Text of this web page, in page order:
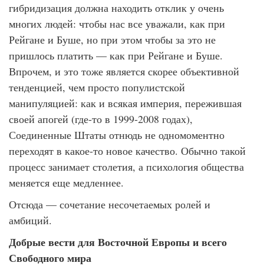
гибридизация должна находить отклик у очень
многих людей: чтобы нас все уважали, как при
Рейгане и Буше, но при этом чтобы за это не
пришлось платить — как при Рейгане и Буше.
Впрочем, и это тоже является скорее объективной
тенденцией, чем просто популистской
манипуляцией: как и всякая империя, пережившая
своей апогей (где-то в 1999-2008 годах),
Соединенные Штаты отнюдь не одномоментно
переходят в какое-то новое качество. Обычно такой
процесс занимает столетия, а психология общества
меняется еще медленнее.
Отсюда — сочетание несочетаемых ролей и
амбиций.
Добрые вести для Восточной Европы и всего
Свободного мира